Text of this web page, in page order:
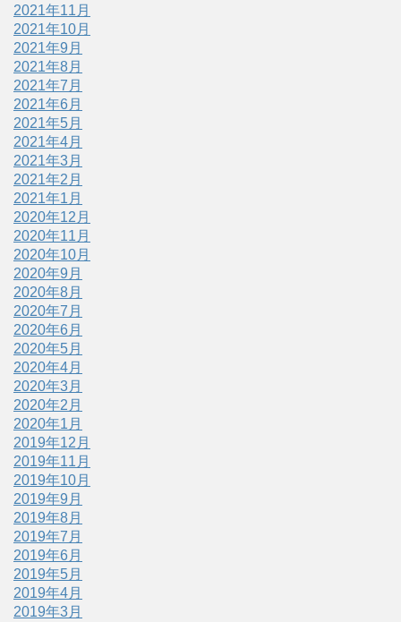
2021年11月
2021年10月
2021年9月
2021年8月
2021年7月
2021年6月
2021年5月
2021年4月
2021年3月
2021年2月
2021年1月
2020年12月
2020年11月
2020年10月
2020年9月
2020年8月
2020年7月
2020年6月
2020年5月
2020年4月
2020年3月
2020年2月
2020年1月
2019年12月
2019年11月
2019年10月
2019年9月
2019年8月
2019年7月
2019年6月
2019年5月
2019年4月
2019年3月